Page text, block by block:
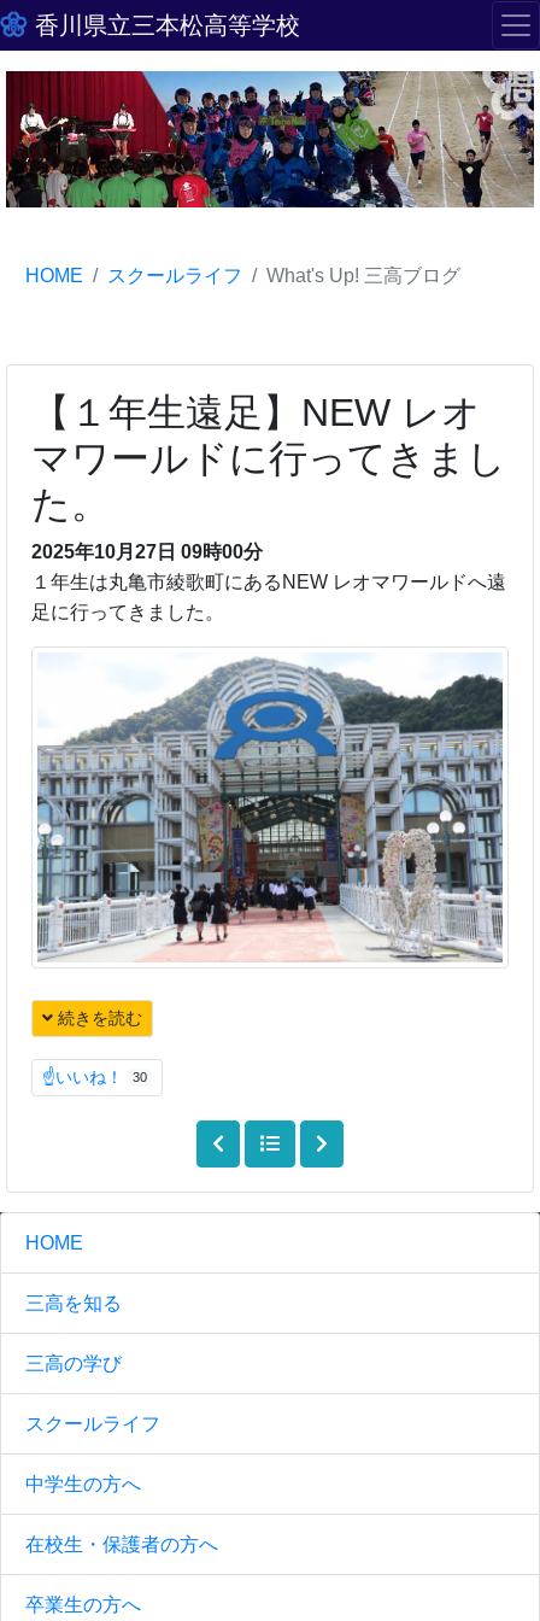
香川県立三本松高等学校
HOME スクールライフ What's Up! 三高ブログ
【１年生遠足】NEW レオ
マワールドに行ってきまし
た。
2025年10月27日 09時00分
１年生は丸亀市綾歌町にあるNEW レオマワールドへ遠
足に行ってきました。
続きを読む
☝いいね！ 30
HOME
三高を知る
三高の学び
スクールライフ
中学生の方へ
在校生・保護者の方へ
卒業生の方へ